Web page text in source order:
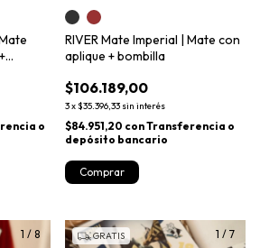
o
RIVER Mate Imperial | Mate con
aplique + bombilla
$106.189,00
3x$35.396,33 sin interés
$84.951,20 conTransferencia o
depósito bancario
Comprar
1 / 8 1 / 7
GRATIS